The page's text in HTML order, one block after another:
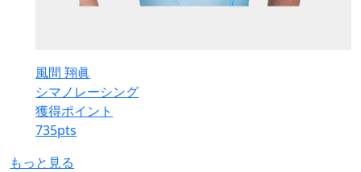
風間 翔眞
シマノレーシング
獲得ポイント
735pts
もっと見る